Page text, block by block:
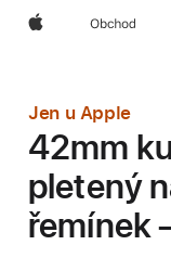
AppleObchod
Jen u Apple
42mm
pletený
řemínek